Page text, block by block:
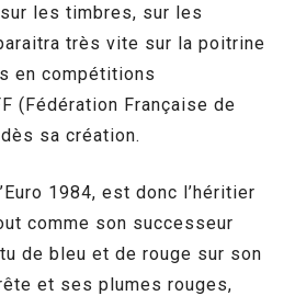
les timbres, sur les
très vite sur la poitrine
en compétitions
(Fédération Française de
sa création.
1984, est donc l’héritier
comme son successeur
de bleu et de rouge sur son
et ses plumes rouges,